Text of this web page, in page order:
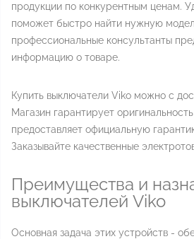
продукции по конкурентным ценам.
поможет быстро найти нужную
профессиональные консультанты
информацию о товаре.
Купить выключатели Viko можно с
Магазин гарантирует
предоставляет официальную
Заказывайте качественные
Преимущества и
выключателей Viko
Основная задача этих устройств -